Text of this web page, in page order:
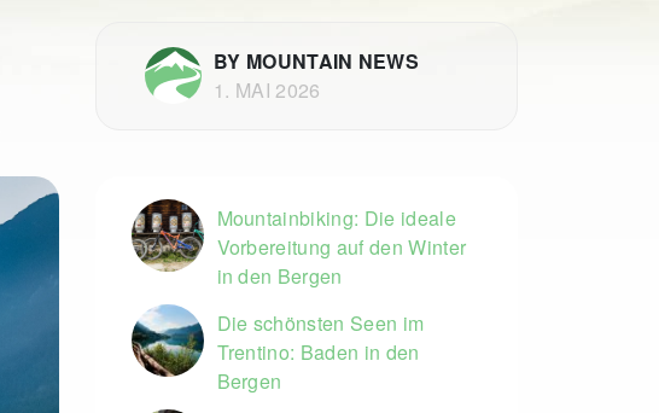
BY MOUNTAIN NEWS
1. MAI 2026
Mountainbiking: Die ideale
Vorbereitung auf den Winter
in den Bergen
Die schönsten Seen im
Trentino: Baden in den
Bergen